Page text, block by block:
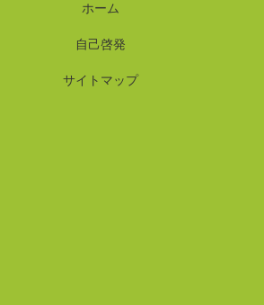
ホーム
自己啓発
サイトマップ